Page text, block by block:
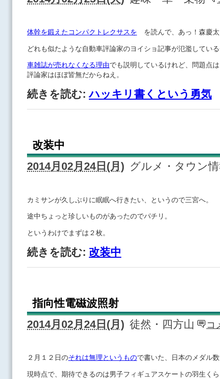
体幹を鍛えたコンパクトレクサスを を読んで、あっ！森慶
どれも似たような自動車評論家のヨイショ記事が氾濫してい
車雑誌が売れなくなる理由でも説明しているけれど、問題点
評論家はほぼ皆無だからねえ。
続きを読む:ハッキリ書くという勇気
改装中
2014月02月24日(月) グルメ・タウン
カミサンが久しぶりに眠眠へ行きたい、というので三宮へ。
途中ちょっと珍しいものがあったのでパチリ。
というわけでまずは２枚。
続きを読む: 改装中
指向性電磁波照射
2014月02月24日(月) 徒然・四方山 コ
２月１２日のそれは無理というもので書いた、日本のメダル
現時点で、期待できるのは男子フィギュアスケートの羽生く